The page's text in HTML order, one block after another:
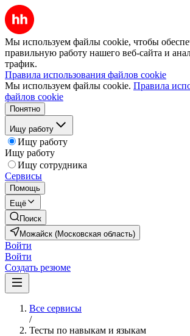
Мы используем файлы cookie, чтобы
правильную работу нашего веб-сайта и
трафик.
Правила использования файлов cookie
Мы используем файлы cookie. Правила
файлов cookie
Понятно
Ищу работу
Ищу работу
Ищу работу
Ищу сотрудника
Сервисы
Помощь
Ещё
Поиск
Можайск (Московская область)
Войти
Войти
Создать резюме
Все сервисы
/
Тесты по навыкам и языкам